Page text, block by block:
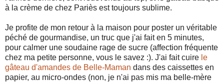
à la crème de chez Pariès est toujours sublime.
Je profite de mon retour à la maison pour poster un véritable
péché de gourmandise, un truc que j'ai fait en 5 minutes,
pour calmer une soudaine rage de sucre (affection fréquente
chez ma petite personne, vous le savez :). J'ai fait cuire le
gâteau d'amandes de Belle-Maman dans des caissettes en
papier, au micro-ondes (non, je n'ai pas mis ma belle-mère